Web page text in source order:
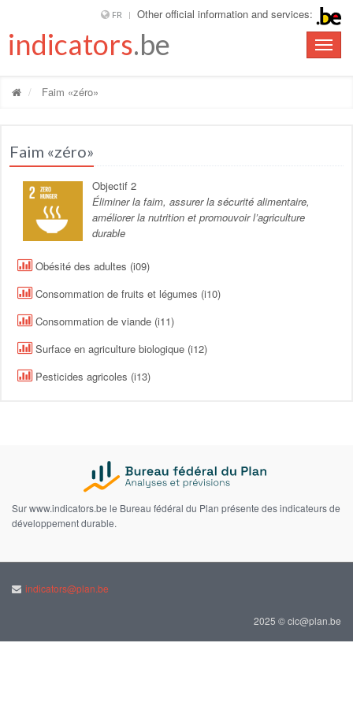
FR Other official information and services:
Toggle
indicators.be
Faim «zéro»
Faim «zéro»
Objectif 2
Éliminer la faim, assurer la sécurité alimentaire,
améliorer la nutrition et promouvoir l’agriculture
durable
Obésité des adultes (i09)
Consommation de fruits et légumes (i10)
Consommation de viande (i11)
Surface en agriculture biologique (i12)
Pesticides agricoles (i13)
Sur www.indicators.be le Bureau fédéral du Plan présente des indicateurs de
développement durable.
indicators@plan.be
2025 © cic@plan.be